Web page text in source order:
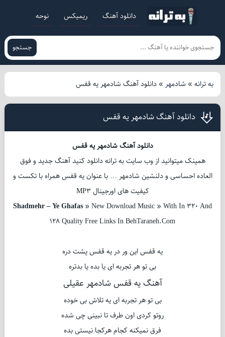
دانلود آهنگ ریمیکس نوحه
جستجو
به ترانه» شادمهر» دانلود آهنگ شادمهر یه قفس
دانلود آهنگ شادمهر یه قفس
دانلود آهنگ شادمهر یه قفس
همینک میتوانید از وب سایت به ترانه دانلود کنید آهنگ جدید و فوق
العاده احساسی و دلنشین شادمهر … با عنوان یه قفس همراه با تکست و
کیفیت های اورجینال MP3
Shadmehr – Ye Ghafas » New Download Music » With In 320 And
128 Quality Free Links In BehTaraneh.Com
یه قفس این ور در یه قفس پشت دره
بی تو هر تجربه ای یا بده یا بدتره
آهنگ یه قفس شادمهر عقیلی
بی تو هر تجربه ای یه تلاش بی خوده
روتو کردی اون طرف تا نبینی چی شده
فرق نمیکنه کجام هرکجا نیستی بده